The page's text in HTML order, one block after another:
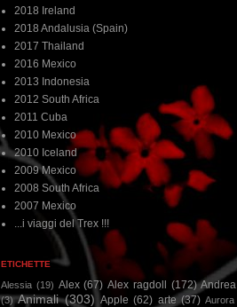
2018 Ireland
2018 Andalusia (Spain)
2017 Thailand
2016 Mexico
2013 Indonesia
2012 South Africa
2011 Cuba
2010 Mexico
2010 Iceland
2009 Mexico
2008 South Africa
2007 Mexico
...i viaggi del Trex !!!
ETICHETTE
Alessia (19) Alex (67) Alex ragdoll (172) Andrea
(3) Animali (303) Apple (62) arte (37) Aurora